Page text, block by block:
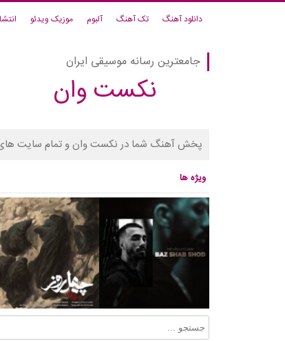
دانلود آهنگ تک آهنگ آلبوم موزیک ویدئو
جامعترین رسانه موسیقی ایران
نکست وان
پخش آهنگ شما در نکست وان و تمام سایت
ویژه ها